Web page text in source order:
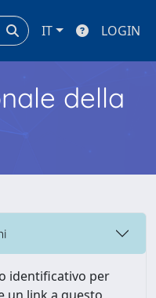
IT LOGIN
della
identificativo per